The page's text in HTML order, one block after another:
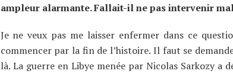
ampleur alarmante. Fallait-il ne pas intervenir
Je ne veux pas me laisser enfermer dans ce
commencer par la fin de l’histoire. Il faut se
là. La guerre en Libye menée par Nicolas Sarkozy a